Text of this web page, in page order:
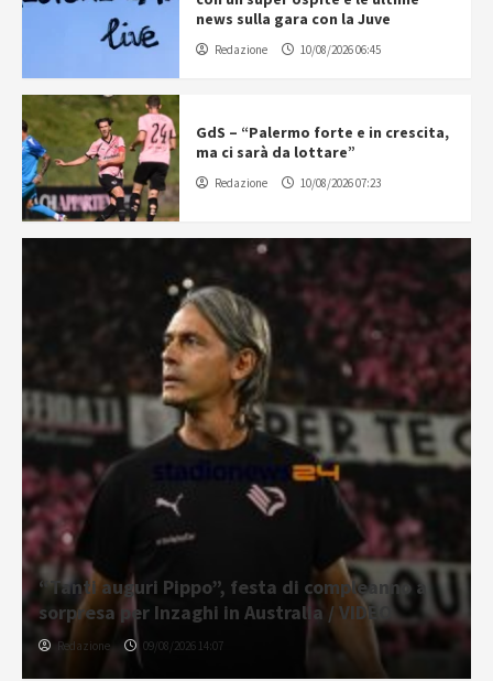
news sulla gara con la Juve
Redazione 10/08/2026 06:45
GdS – “Palermo forte e in crescita,
ma ci sarà da lottare”
Redazione 10/08/2026 07:23
“Tanti auguri Pippo”, festa di compleanno a
sorpresa per Inzaghi in Australia / VIDEO
Redazione 09/08/2026 14:07